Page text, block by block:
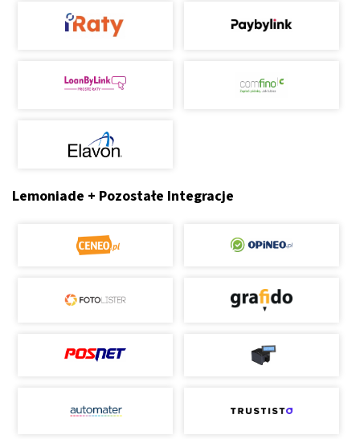
Lemoniade + Pozostałe Integracje